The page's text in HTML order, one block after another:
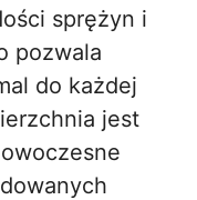
sprężyn i
pozwala
do każdej
jest